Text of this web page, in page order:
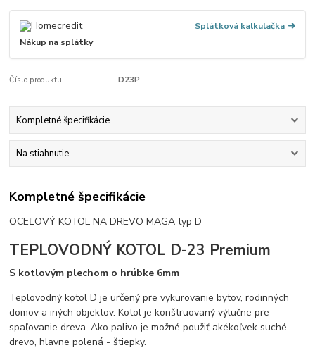
Splátková kalkulačka
Nákup na splátky
Číslo produktu: D23P
Kompletné špecifikácie
Na stiahnutie
Kompletné špecifikácie
OCEĽOVÝ KOTOL NA DREVO MAGA typ D
TEPLOVODNÝ KOTOL D-23 Premium
S kotlovým plechom o hrúbke 6mm
Teplovodný kotol D je určený pre vykurovanie bytov, rodinných
domov a iných objektov. Kotol je konštruovaný výlučne pre
spaľovanie dreva. Ako palivo je možné použiť akékoľvek suché
drevo, hlavne polená - štiepky.